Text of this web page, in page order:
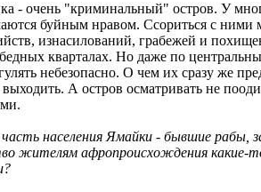
- очень "криминальный" остров. У
буйным нравом. Ссориться с ними
изнасилований, грабежей и
кварталах. Но даже по
небезопасно. О чем их сразу же
выходить. А остров осматривать не
населения Ямайки - бывшие рабы,
жителям афропроисхождения какие-